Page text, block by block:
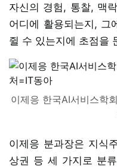
자신의 경험, 통찰, 맥
어디에 활용되는지, 그
쥘 수 있는지에 초점을
이제응 한국AI서비스학
이제응 분과장은 지식
상권 등 세 가지로 분